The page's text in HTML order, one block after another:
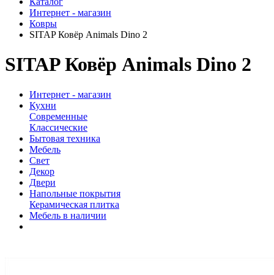
Интернет - магазин
Ковры
SITAP Ковёр Animals Dino 2
SITAP Ковёр Animals Dino 2
Интернет - магазин
Кухни
Современные
Классические
Бытовая техника
Мебель
Свет
Декор
Двери
Напольные покрытия
Керамическая плитка
Мебель в наличии